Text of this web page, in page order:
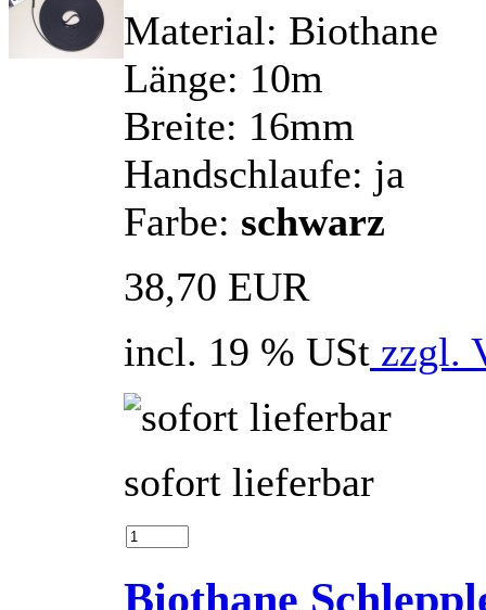
Material: Biothane
Länge: 10m
Breite: 16mm
Handschlaufe: ja
Farbe: schwarz
38,70 EUR
incl. 19 % USt zzgl.
sofort lieferbar
Biothane